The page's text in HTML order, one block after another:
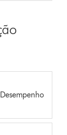
Desempenho